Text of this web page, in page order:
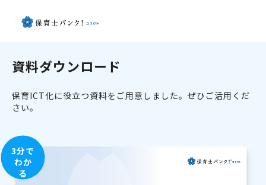
資料ダウンロード
保育ICT化に役立つ資料をご用意しました。ぜひご活用くだ
さい。
3分で
わか
る